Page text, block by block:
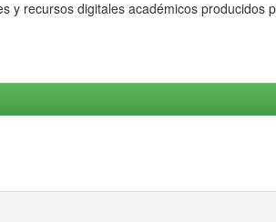
y recursos digitales académicos producidos